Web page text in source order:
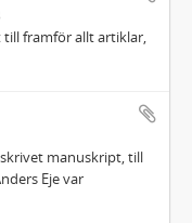
framför allt artiklar,
manuskript, till
Eje var